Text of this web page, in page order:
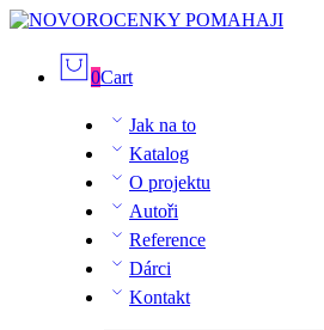
0Cart
Jak na to
Katalog
O projektu
Autoři
Reference
Dárci
Kontakt